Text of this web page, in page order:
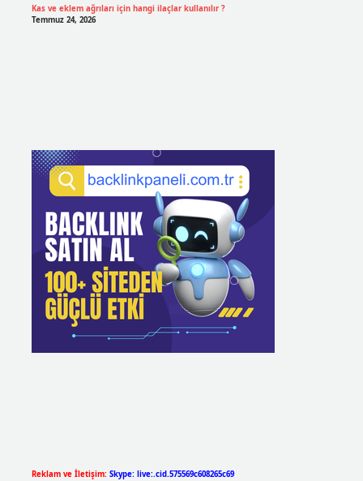
Kas ve eklem ağrıları için hangi ilaçlar kullanılır ?
Temmuz 24, 2026
Reklam ve İletişim: Skype: live:.cid.575569c608265c69